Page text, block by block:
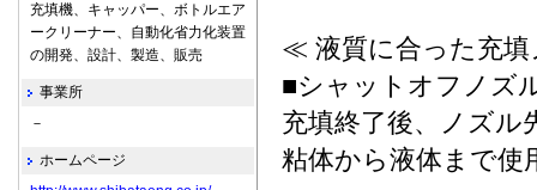
≪ 液質に合った充
■シャットオフノズ
充填終了後、ノズル
粘体から液体まで使
充填機、キャッパー、ボトルエア
ークリーナー、自動化省力化装置
の開発、設計、製造、販売
事業所
－
ホームページ